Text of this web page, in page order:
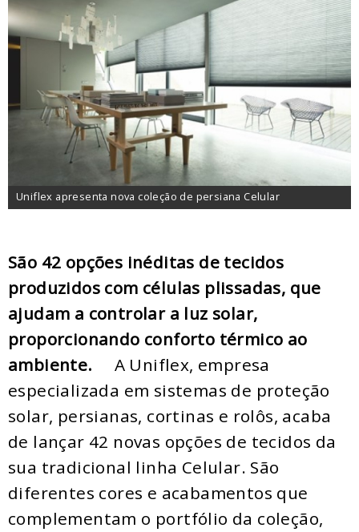
Uniflex apresenta nova coleção de persiana Celular
São 42 opções inéditas de tecidos
produzidos com células plissadas, que
ajudam a controlar a luz solar,
proporcionando conforto térmico ao
ambiente. A Uniflex, empresa
especializada em sistemas de proteção
solar, persianas, cortinas e rolôs, acaba
de lançar 42 novas opções de tecidos da
sua tradicional linha Celular. São
diferentes cores e acabamentos que
complementam o portfólio da coleção,